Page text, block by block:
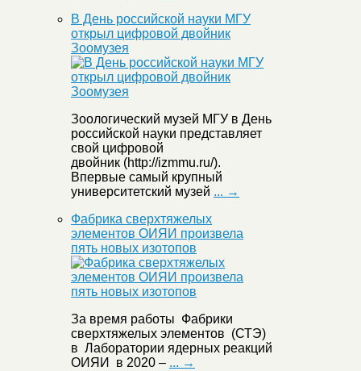
В День российской науки МГУ
открыл цифровой двойник
Зоомузея
Зоологический музей МГУ в День
российской науки представляет
свой цифровой
двойник (http://izmmu.ru/).
Впервые самый крупный
университетский музей ... →
Фабрика сверхтяжелых
элементов ОИЯИ произвела
пять новых изотопов
За время работы Фабрики
сверхтяжелых элементов (СТЭ)
в Лаборатории ядерных реакций
ОИЯИ в 2020 – ... →